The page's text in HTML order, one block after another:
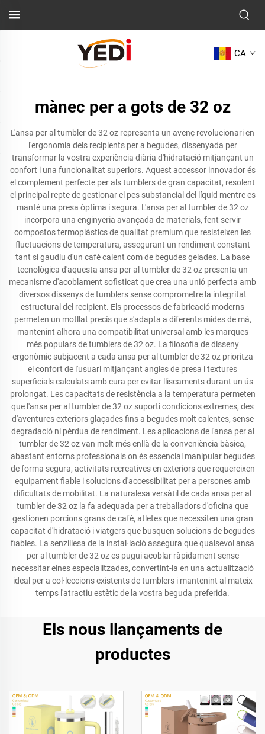
CA
mànec per a gots de 32 oz
L'ansa per al tumbler de 32 oz representa un avenç revolucionari en
l'ergonomia dels recipients per a begudes, dissenyada per
transformar la vostra experiència diària d'hidratació mitjançant un
confort i una funcionalitat superiors. Aquest accessor innovador és
el complement perfecte per als tumblers de gran capacitat, resolent
el principal repte de gestionar el pes substancial del líquid mentre es
manté una presa òptima i segura. L'ansa per al tumbler de 32 oz
incorpora una enginyeria avançada de materials, fent servir
compostos termoplàstics de qualitat premium que resisteixen les
fluctuacions de temperatura, assegurant un rendiment constant
tant si gaudiu d'un cafè calent com de begudes gelades. La base
tecnològica d'aquesta ansa per al tumbler de 32 oz presenta un
mecanisme d'acoblament sofisticat que crea una unió perfecta amb
diversos dissenys de tumblers sense comprometre la integritat
estructural del recipient. Els processos de fabricació moderns
permeten un motllat precís que s'adapta a diferents mides de mà,
mantenint alhora una compatibilitat universal amb les marques
més populars de tumblers de 32 oz. La filosofia de disseny
ergonòmic subjacent a cada ansa per al tumbler de 32 oz prioritza
el confort de l'usuari mitjançant angles de presa i textures
superficials calculats amb cura per evitar lliscaments durant un ús
prolongat. Les capacitats de resistència a la temperatura permeten
que l'ansa per al tumbler de 32 oz suporti condicions extremes, des
d'aventures exteriors glaçades fins a begudes molt calentes, sense
degradació ni pèrdua de rendiment. Les aplicacions de l'ansa per al
tumbler de 32 oz van molt més enllà de la conveniència bàsica,
abastant entorns professionals on és essencial manipular begudes
de forma segura, activitats recreatives en exteriors que requereixen
equipament fiable i solucions d'accessibilitat per a persones amb
dificultats de mobilitat. La naturalesa versàtil de cada ansa per al
tumbler de 32 oz la fa adequada per a treballadors d'oficina que
gestionen porcions grans de cafè, atletes que necessiten una gran
capacitat d'hidratació i viatgers que busquen solucions de begudes
fiables. La senzillesa de la instal·lació assegura que qualsevol ansa
per al tumbler de 32 oz es pugui acoblar ràpidament sense
necessitar eines especialitzades, convertint-la en una actualització
ideal per a col·leccions existents de tumblers i mantenint al mateix
temps l'atractiu estètic de la vostra beguda preferida.
Els nous llançaments de
productes